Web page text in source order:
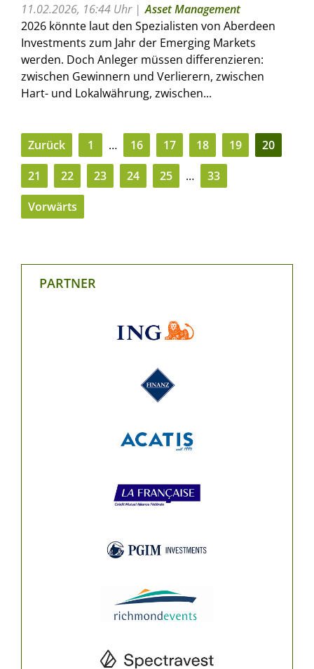
11.02.2026, 16:44 Uhr
Asset Management
2026 könnte laut den Spezialisten von Aberdeen
Investments zum Jahr der Emerging Markets
werden. Doch Anleger müssen differenzieren:
zwischen Gewinnern und Verlierern, zwischen
Hart- und Lokalwährung, zwischen...
Zurück 1 … 16 17 18 19
20
21
22 23 24 25 …
33
Vorwärts
PARTNER